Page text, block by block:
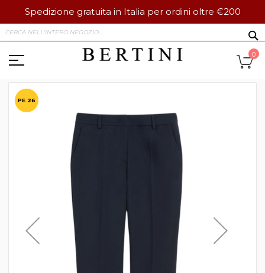
Spedizione gratuita in Italia per ordini oltre €200
al
contenuto
0
alla
fine
PE 26